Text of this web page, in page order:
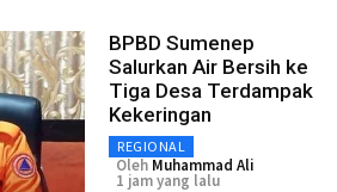
BPBD Sumenep
Salurkan Air Bersih ke
Tiga Desa Terdampak
Kekeringan
REGIONAL
Oleh Muhammad Ali
1 jam yang lalu